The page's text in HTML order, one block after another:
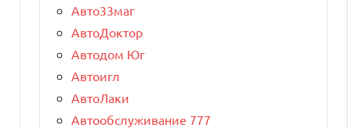
Авто33маг
АвтоДоктор
Автодом Юг
Автоигл
АвтоЛаки
Автообслуживание 777